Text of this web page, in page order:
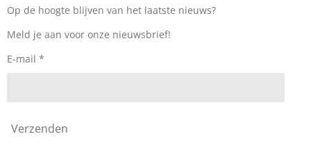
o
k
g
a
k
Op de hoogte blijven van het laatste nieuws?
Meld je aan voor onze nieuwsbrief!
E-mail *
Verzenden